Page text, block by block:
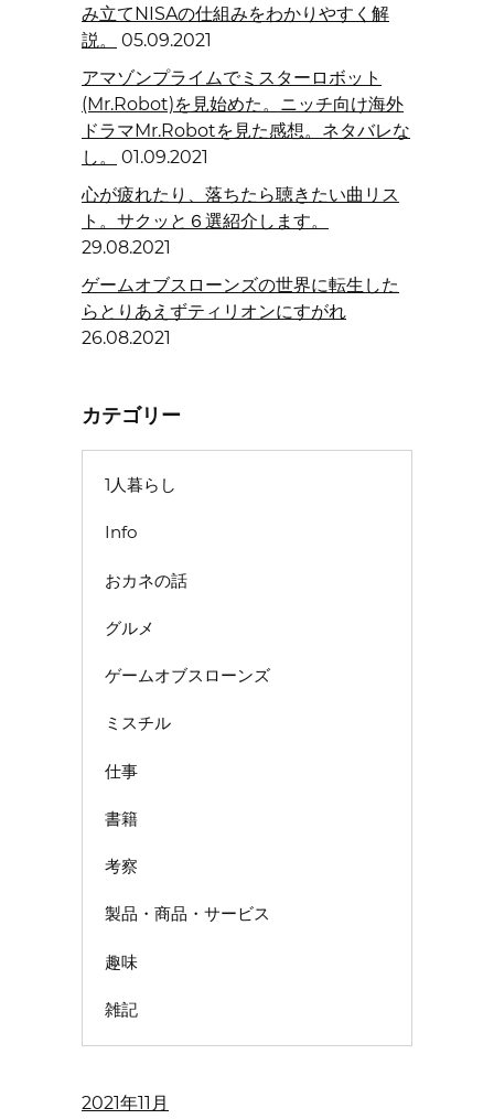
み立てNISAの仕組みをわかりやすく解
説。
05.09.2021
アマゾンプライムでミスターロボット
(Mr.Robot)を見始めた。ニッチ向け海外
ドラマMr.Robotを見た感想。ネタバレな
し。
01.09.2021
心が疲れたり、落ちたら聴きたい曲リス
ト。サクッと６選紹介します。
29.08.2021
ゲームオブスローンズの世界に転生した
らとりあえずティリオンにすがれ
26.08.2021
カテゴリー
1人暮らし
Info
おカネの話
グルメ
ゲームオブスローンズ
ミスチル
仕事
書籍
考察
製品・商品・サービス
趣味
雑記
2021年11月